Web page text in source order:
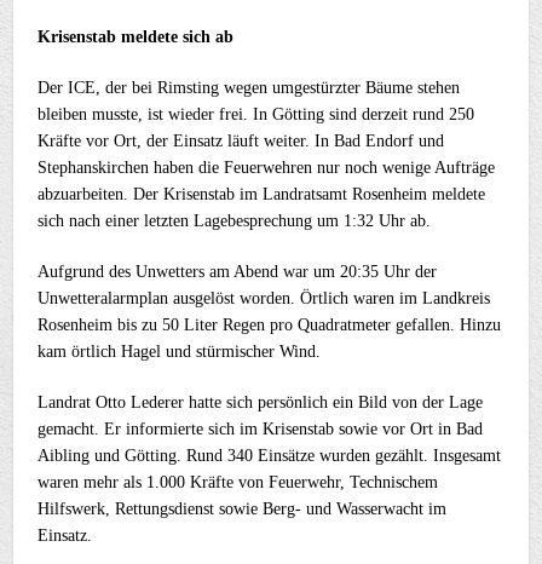
Krisenstab meldete sich ab
Der ICE, der bei Rimsting wegen umgestürzter Bäume stehen
bleiben musste, ist wieder frei. In Götting sind derzeit rund 250
Kräfte vor Ort, der Einsatz läuft weiter. In Bad Endorf und
Stephanskirchen haben die Feuerwehren nur noch wenige Aufträge
abzuarbeiten. Der Krisenstab im Landratsamt Rosenheim meldete
sich nach einer letzten Lagebesprechung um 1:32 Uhr ab.
Aufgrund des Unwetters am Abend war um 20:35 Uhr der
Unwetteralarmplan ausgelöst worden. Örtlich waren im Landkreis
Rosenheim bis zu 50 Liter Regen pro Quadratmeter gefallen. Hinzu
kam örtlich Hagel und stürmischer Wind.
Landrat Otto Lederer hatte sich persönlich ein Bild von der Lage
gemacht. Er informierte sich im Krisenstab sowie vor Ort in Bad
Aibling und Götting. Rund 340 Einsätze wurden gezählt. Insgesamt
waren mehr als 1.000 Kräfte von Feuerwehr, Technischem
Hilfswerk, Rettungsdienst sowie Berg- und Wasserwacht im
Einsatz.